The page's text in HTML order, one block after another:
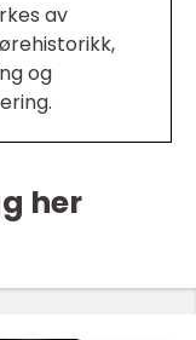
av
og
her